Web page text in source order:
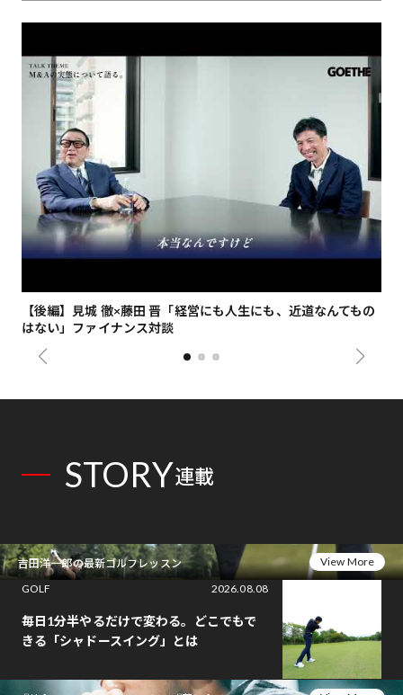
【後編】見城 徹×藤田 晋「経営にも人生にも、近道なんてもの
はない」ファイナンス対談
STORY連載
吉田洋一郎の最新ゴルフレッスン
View More
GOLF
2026.08.08
毎日1分半やるだけで変わる。どこでもで
きる「シャドースイング」とは